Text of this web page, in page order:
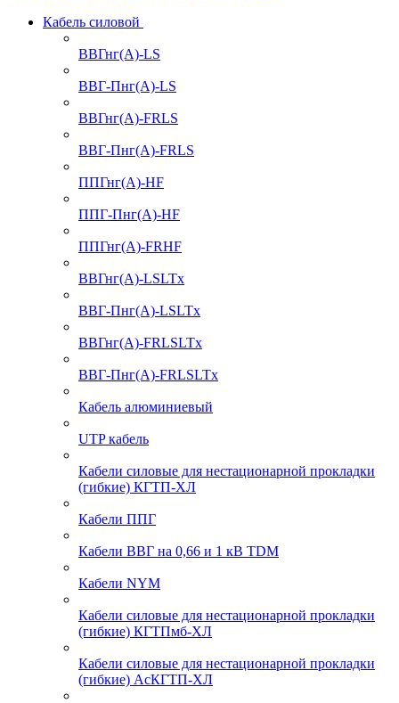
Кабель силовой
ВВГнг(А)-LS
ВВГ-Пнг(А)-LS
ВВГнг(А)-FRLS
ВВГ-Пнг(А)-FRLS
ППГнг(А)-HF
ППГ-Пнг(А)-HF
ППГнг(А)-FRHF
ВВГнг(А)-LSLTx
ВВГ-Пнг(А)-LSLTx
ВВГнг(А)-FRLSLTx
ВВГ-Пнг(А)-FRLSLTx
Кабель алюминиевый
UTP кабель
Кабели силовые для нестационарной прокладки
(гибкие) КГТП-ХЛ
Кабели ППГ
Кабели ВВГ на 0,66 и 1 кВ TDM
Кабели NYM
Кабели силовые для нестационарной прокладки
(гибкие) КГТПмб-ХЛ
Кабели силовые для нестационарной прокладки
(гибкие) АсКГТП-ХЛ